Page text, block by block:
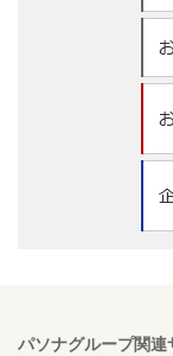
パソナグループ関連